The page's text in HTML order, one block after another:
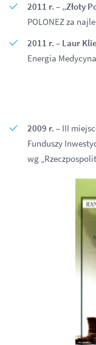
2011 r. – „Złoty
POLONEZ za
2011 r. – Laur
Energia
2009 r. – III
Funduszy
wg